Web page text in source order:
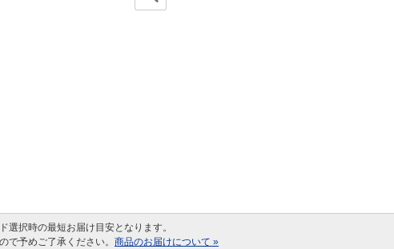
選択時の最短お届け目安となります。
予めご了承ください。 商品のお届けについて »